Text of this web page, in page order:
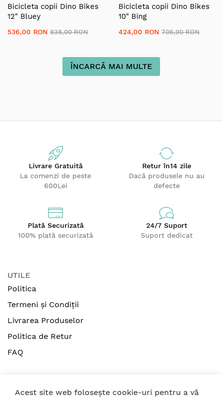
Bicicleta copii Dino Bikes
12" Bluey
536,00 RON 838,00 RON
Bicicleta copii Dino Bikes
10" Bing
424,00 RON 706,00 RON
ÎNCARCĂ MAI MULTE
Livrare Gratuită
La comenzi de peste
600Lei
Returîn14 zile
Dacă produsele nu au
defecte
Plată Securizată
100% plată securizată
24/7 Suport
Suport dedicat
UTILE
Politica
Termeni și Condiții
Livrarea Produselor
Politica de Retur
FAQ
Acest site web folosește cookie-uri pentru a vă